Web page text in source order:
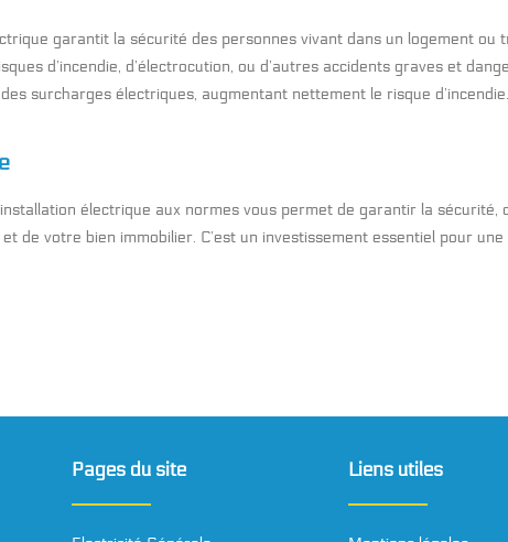
garantit la sécurité des personnes vivant dans un logement ou
d’incendie, d’électrocution, ou d’autres accidents graves et
surcharges électriques, augmentant nettement le risque d’incendie.
électrique aux normes vous permet de garantir la sécurité,
de votre bien immobilier. C’est un investissement essentiel pour
Pages du site Liens utiles